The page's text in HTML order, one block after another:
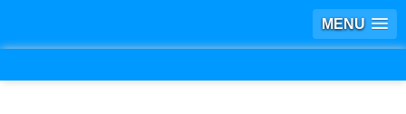
MENU